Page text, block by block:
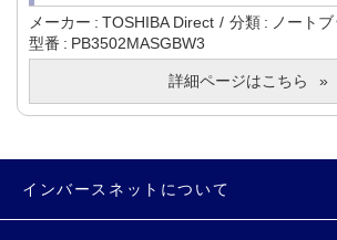
メーカー TOSHIBA Direct 分類
ノート
型番
PB3502MASGBW3
詳細ページはこちら
インバースネットについて